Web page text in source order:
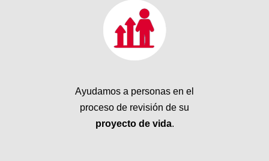
Ayudamos a personas en el
proceso de revisión de su
proyecto de vida.